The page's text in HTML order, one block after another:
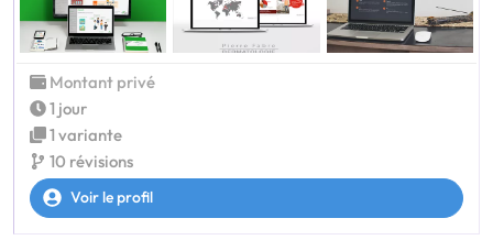
Montant privé
1 jour
1 variante
10 révisions
Voir le profil